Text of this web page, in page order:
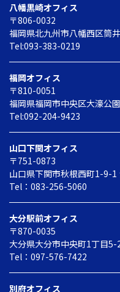
八幡黒崎オフィス
〒806-0032
福岡県北九州市八幡西区筒
Tel:093-383-0219
福岡オフィス
〒810-0051
福岡県福岡市中央区大濠公
Tel:092-204-9423
山口下関オフィス
〒751-0873
山口県下関市秋根西町1-9-1
Tel：083-256-5060
大分駅前オフィス
〒870-0035
大分県大分市中央町1丁目5-
Tel：097-576-7422
別府オフィス